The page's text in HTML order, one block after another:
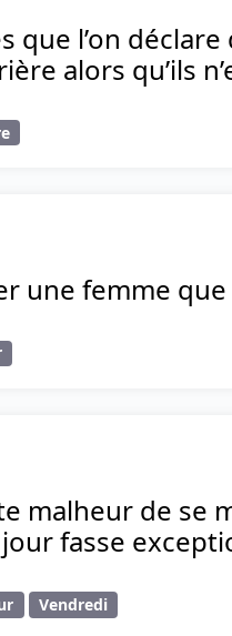
que l’on
alors qu’ils
une femme
malheur de se
fasse
Vendredi